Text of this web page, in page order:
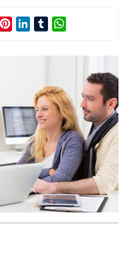
TwitterPinterestLinkedInTumblr